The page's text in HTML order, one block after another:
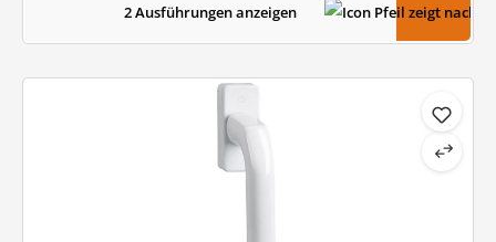
2 Ausführungen anzeigen